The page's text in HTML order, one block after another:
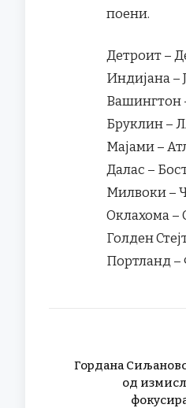
поени.
Детроит –
Индијана –
Вашингтон
Бруклин –
Мајами –
Далас –
Милвоки –
Оклахома –
Голден
Портланд –
Гордана
од